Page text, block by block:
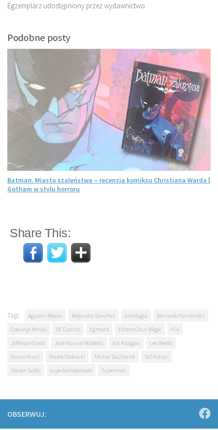
Egzemplarz udostępniony przez wydawnictwo
Podobne posty
Batman. Miasto szaleństwa – recenzja komiksu Christiana Warda |
Gotham w stylu horroru
Share This:
Tagi: Agustin Alessio Alejandro Sanchez antologia
Bernardo Fernández
Coeurtys Minko
DC Comics Egmont Ethem Onur Bilgic
Flix
Jefferson Costa
José Manuel Robledo Kai Kitagou
Lee Weeks
Marco Nucci
Marek Oleksicki Michal Suchanek
Sid Kotian
Stevan Subic
superbohaterowie Superman
OBSERWUJ: